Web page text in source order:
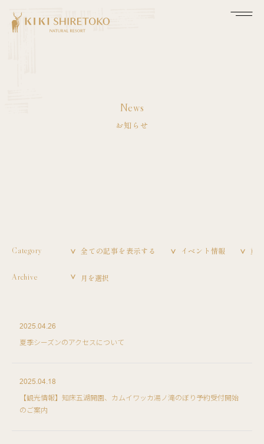
News
お知らせ
Category 全ての記事を表示する イベント情報 重
Archive
2025.04.26
夏季シーズンのアクセスについて
2025.04.18
【観光情報】知床五湖開園、カムイワッカ湯ノ滝のぼり予約受付開始
のご案内